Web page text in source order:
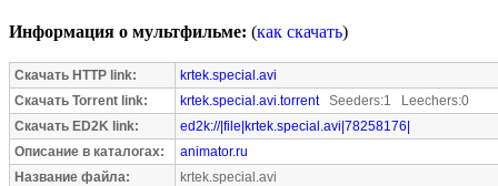
Информация о мультфильме: (как скачать)
Скачать HTTP link:
krtek.special.avi
Скачать Torrent link:
krtek.special.avi.torrentSeeders:1 Leechers:0
Скачать ED2K link:
ed2k://|file|krtek.special.avi|78258176|
Описание в каталогах:
animator.ru
Название файла:
krtek.special.avi